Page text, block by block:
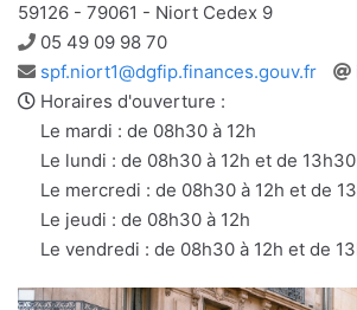
59126 - 79061 - Niort Cedex 9
Téléphone
05 49 09 98 70
Adresse
e-
mail
spf.niort1@dgfip.finances.gouv.fr
Horaires d'ouverture :
Le mardi : de 08h30 à 12h
Le lundi : de 08h30 à 12h et de 13h30
Le mercredi : de 08h30 à 12h et de
Le jeudi : de 08h30 à 12h
Le vendredi : de 08h30 à 12h et de